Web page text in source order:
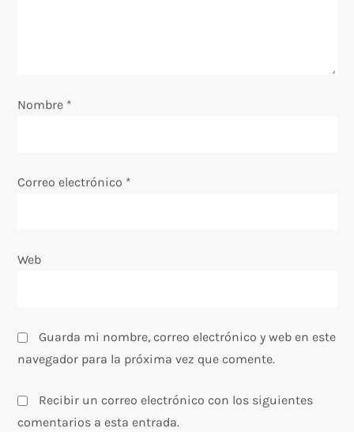
n
r
Nombre *
Correo electrónico *
Web
Guarda mi nombre, correo electrónico y web en este
navegador para la próxima vez que comente.
Recibir un correo electrónico con los siguientes
comentarios a esta entrada.